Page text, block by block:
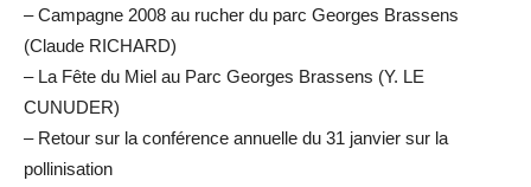
– Campagne 2008 au rucher du parc Georges Brassens
(Claude RICHARD)
– La Fête du Miel au Parc Georges Brassens (Y. LE
CUNUDER)
– Retour sur la conférence annuelle du 31 janvier sur la
pollinisation